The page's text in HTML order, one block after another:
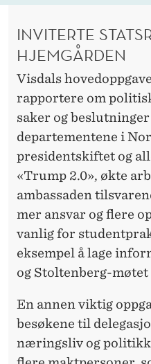
INVITERTE
HJEMGÅRDEN
Visdals
rapportere om
saker og
departementene i
presidentskiftet og
«Trump 2.0», økte
ambassaden
mer ansvar og flere
vanlig for
eksempel å lage
og Stoltenberg-
En annen viktig
besøkene til
næringsliv og